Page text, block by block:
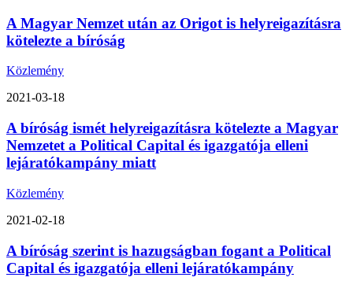
A Magyar Nemzet után az Origot is helyreigazításra
kötelezte a bíróság
Közlemény
2021-03-18
A bíróság ismét helyreigazításra kötelezte a Magyar
Nemzetet a Political Capital és igazgatója elleni
lejáratókampány miatt
Közlemény
2021-02-18
A bíróság szerint is hazugságban fogant a Political
Capital és igazgatója elleni lejáratókampány